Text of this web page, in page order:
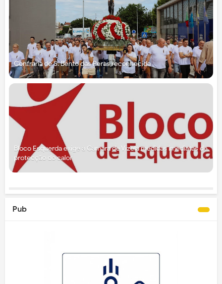
Confraria de S. Bento das Peras reconhecida
Bloco Esquerda exige à Câmara de Vizela medidas imediatas de
protecção do calor
Pub